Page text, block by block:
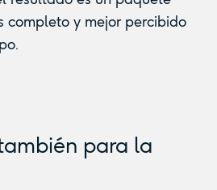
completo y mejor percibido
para la